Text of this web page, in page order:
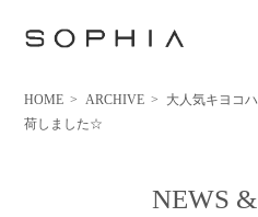
HOME > ARCHIVE >
大人気キヨコ
荷しました☆
NEWS